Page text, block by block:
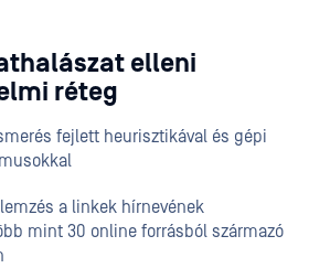
elleni
réteg
fejlett heurisztikával és gépi
a linkek hírnevének
mint 30 online forrásból származó